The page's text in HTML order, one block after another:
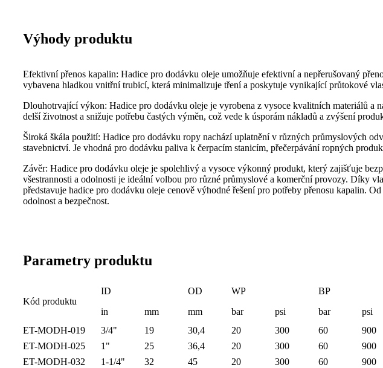
Výhody produktu
Efektivní přenos kapalin: Hadice pro dodávku oleje umožňuje efektivní a nepřerušovaný
vybavena hladkou vnitřní trubicí, která minimalizuje tření a poskytuje vynikající průtokové
Dlouhotrvající výkon: Hadice pro dodávku oleje je vyrobena z vysoce kvalitních materiálů
delší životnost a snižuje potřebu častých výměn, což vede k úsporám nákladů a zvýšení
Široká škála použití: Hadice pro dodávku ropy nachází uplatnění v různých průmyslových
stavebnictví. Je vhodná pro dodávku paliva k čerpacím stanicím, přečerpávání ropných
Závěr: Hadice pro dodávku oleje je spolehlivý a vysoce výkonný produkt, který zajišťuje
všestrannosti a odolnosti je ideální volbou pro různé průmyslové a komerční provozy. Díky
představuje hadice pro dodávku oleje cenově výhodné řešení pro potřeby přenosu kapalin.
odolnost a bezpečnost.
Parametry produktu
Kód produktu
ID OD WP BP
in
mm mm bar psi bar psi
ET-MODH-019
3/4" 19 30,4 20 300 60 900
ET-MODH-025
1" 25 36,4 20 300 60 900
ET-MODH-032
1-1/4" 32 45 20 300 60 900